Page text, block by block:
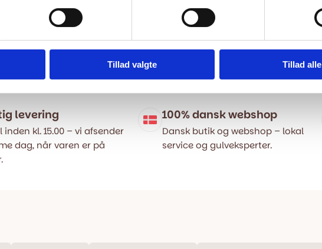
Tillad valgte Tillad alle
levering
inden kl. 15.00 – vi afsender
dag, når varen er på
100% dansk webshop
Dansk butik og webshop – lokal
service og gulveksperter.